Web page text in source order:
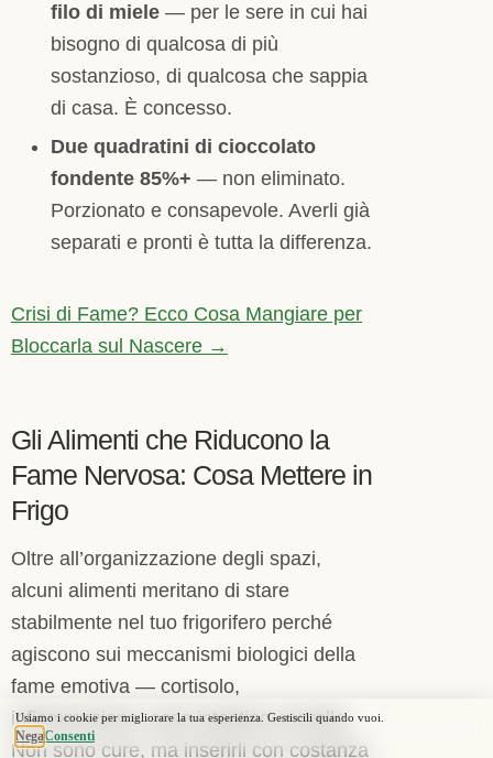
filo di miele — per le sere in cui hai
bisogno di qualcosa di più
sostanzioso, di qualcosa che sappia
di casa. È concesso.
Due quadratini di cioccolato
fondente 85%+ — non eliminato.
Porzionato e consapevole. Averli già
separati e pronti è tutta la differenza.
Crisi di Fame? Ecco Cosa Mangiare per
Bloccarla sul Nascere →
Gli Alimenti che Riducono la
Fame Nervosa: Cosa Mettere in
Frigo
Oltre all’organizzazione degli spazi,
alcuni alimenti meritano di stare
stabilmente nel tuo frigorifero perché
agiscono sui meccanismi biologici della
fame emotiva — cortisolo,
infiammazione, asse intestino-cervello.
Non sono cure, ma inserirli con costanza